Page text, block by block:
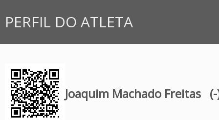
PERFIL DO ATLETA
Joaquim Machado Freitas